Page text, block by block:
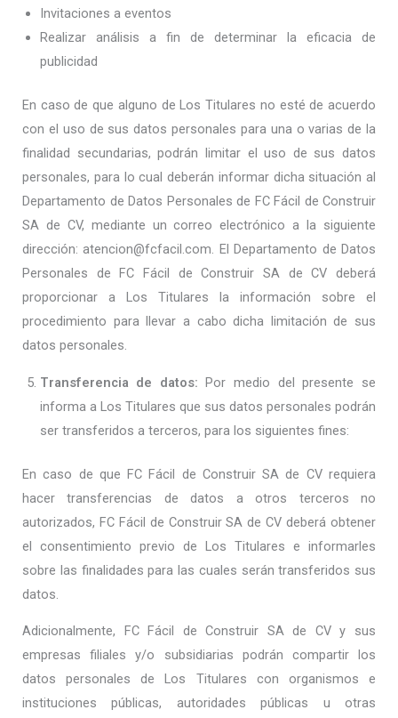
Invitaciones a eventos
Realizar análisis a fin de determinar la eficacia de
publicidad
En caso de que alguno de Los Titulares no esté de acuerdo
con el uso de sus datos personales para una o varias de la
finalidad secundarias, podrán limitar el uso de sus datos
personales, para lo cual deberán informar dicha situación al
Departamento de Datos Personales de FC Fácil de Construir
SA de CV, mediante un correo electrónico a la siguiente
dirección: atencion@fcfacil.com. El Departamento de Datos
Personales de FC Fácil de Construir SA de CV deberá
proporcionar a Los Titulares la información sobre el
procedimiento para llevar a cabo dicha limitación de sus
datos personales.
Transferencia de datos: Por medio del presente se
informa a Los Titulares que sus datos personales podrán
ser transferidos a terceros, para los siguientes fines:
En caso de que FC Fácil de Construir SA de CV requiera
hacer transferencias de datos a otros terceros no
autorizados, FC Fácil de Construir SA de CV deberá obtener
el consentimiento previo de Los Titulares e informarles
sobre las finalidades para las cuales serán transferidos sus
datos.
Adicionalmente, FC Fácil de Construir SA de CV y sus
empresas filiales y/o subsidiarias podrán compartir los
datos personales de Los Titulares con organismos e
instituciones públicas, autoridades públicas u otras